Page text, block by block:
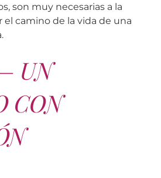
son muy necesarias a la
el camino de la vida de una
UN
CON